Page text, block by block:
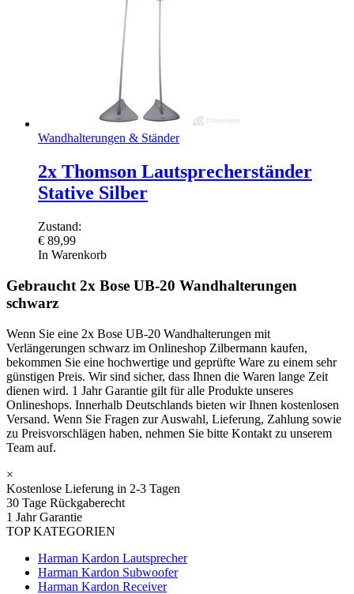
Wandhalterungen & Ständer
2x Thomson Lautsprecherständer
Stative Silber
Zustand:
€ 89,99
In Warenkorb
Gebraucht 2x Bose UB-20 Wandhalterungen
schwarz
Wenn Sie eine 2x Bose UB-20 Wandhalterungen mit
Verlängerungen schwarz im Onlineshop Zilbermann kaufen,
bekommen Sie eine hochwertige und geprüfte Ware zu einem sehr
günstigen Preis. Wir sind sicher, dass Ihnen die Waren lange Zeit
dienen wird. 1 Jahr Garantie gilt für alle Produkte unseres
Onlineshops. Innerhalb Deutschlands bieten wir Ihnen kostenlosen
Versand. Wenn Sie Fragen zur Auswahl, Lieferung, Zahlung sowie
zu Preisvorschlägen haben, nehmen Sie bitte Kontakt zu unserem
Team auf.
×
Kostenlose Lieferung in 2-3 Tagen
30 Tage Rückgaberecht
1 Jahr Garantie
TOP KATEGORIEN
Harman Kardon Lautsprecher
Harman Kardon Subwoofer
Harman Kardon Receiver